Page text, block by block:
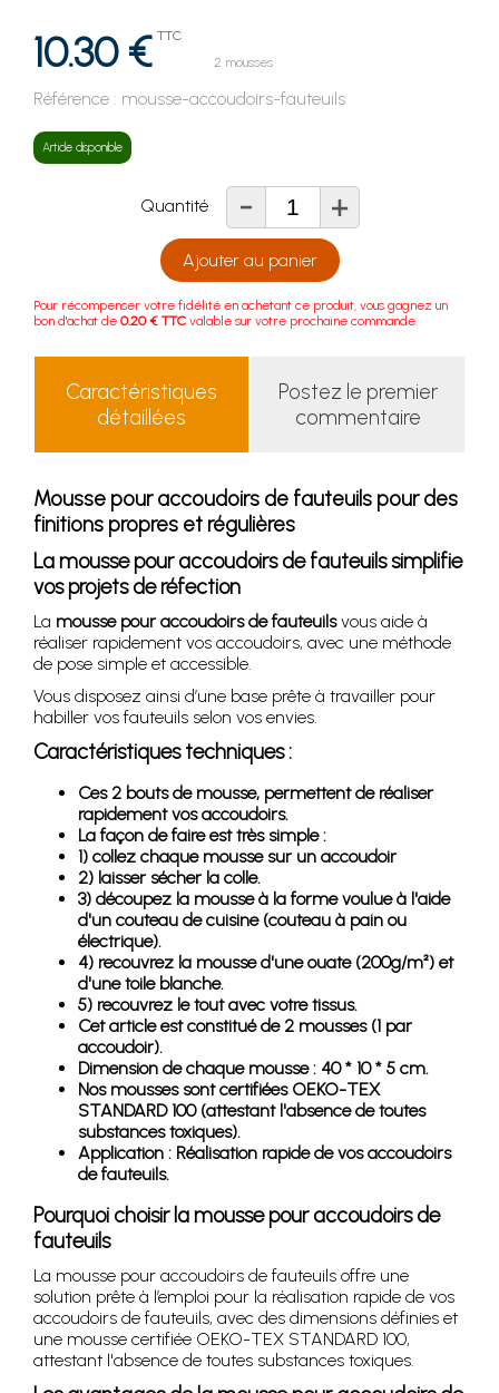
10.30 € TTC
2 mousses
Référence : mousse-accoudoirs-fauteuils
Article disponible
Quantité - +
Ajouter au panier
Pour récompenser votre fidélité en achetant ce produit, vous gagnez un
bon d'achat de 0.20 € TTC valable sur votre prochaine commande.
Caractéristiques
détaillées
Postez le premier
commentaire
Mousse pour accoudoirs de fauteuils pour des
finitions propres et régulières
La mousse pour accoudoirs de fauteuils simplifie
vos projets de réfection
La mousse pour accoudoirs de fauteuilsvous aide à
réaliser rapidement vos accoudoirs, avec une méthode
de pose simple et accessible.
Vous disposez ainsi d’une base prête à travailler pour
habiller vos fauteuils selon vos envies.
Caractéristiques techniques :
Ces 2 bouts de mousse, permettent de réaliser
rapidement vos accoudoirs.
La façon de faire est très simple :
1) collez chaque mousse sur un accoudoir
2) laisser sécher la colle.
3) découpez la mousse à la forme voulue à l'aide
d'un couteau de cuisine (couteau à pain ou
électrique).
4) recouvrez la mousse d'une ouate (200g/m²) et
d'une toile blanche.
5) recouvrez le tout avec votre tissus.
Cet article est constitué de 2 mousses (1 par
accoudoir).
Dimension de chaque mousse : 40 * 10 * 5 cm.
Nos mousses sont certifiées OEKO-TEX
STANDARD 100 (attestant l'absence de toutes
substances toxiques).
Application : Réalisation rapide de vos accoudoirs
de fauteuils.
Pourquoi choisir la mousse pour accoudoirs de
fauteuils
La mousse pour accoudoirs de fauteuils offre une
solution prête à l’emploi pour la réalisation rapide de vos
accoudoirs de fauteuils, avec des dimensions définies et
une mousse certifiée OEKO-TEX STANDARD 100,
attestant l'absence de toutes substances toxiques.